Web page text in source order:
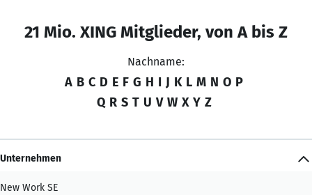
21 Mio. XING Mitglieder, von A bis Z
Nachname:
A B C D E F G H I J K L M N O P
Q R S T U V W X Y Z
Unternehmen
New Work SE